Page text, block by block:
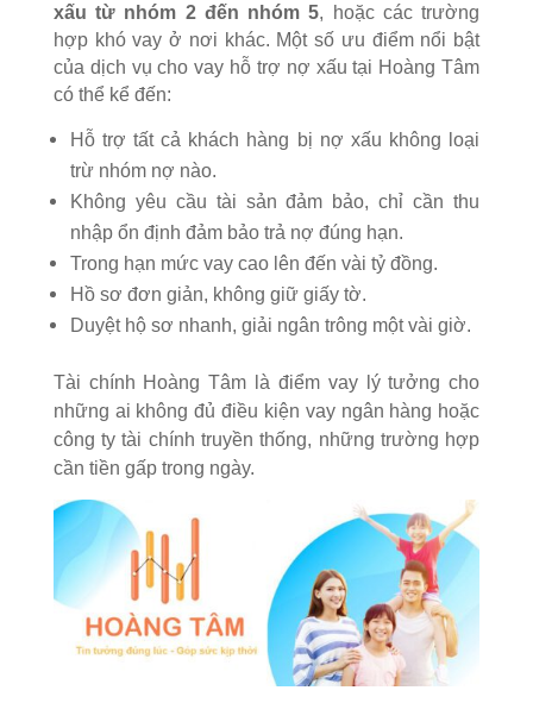
xấu từ nhóm 2 đến nhóm 5, hoặc các trường
hợp khó vay ở nơi khác. Một số ưu điểm nổi bật
của dịch vụ cho vay hỗ trợ nợ xấu tại Hoàng Tâm
có thể kể đến:
Hỗ trợ tất cả khách hàng bị nợ xấu không loại
trừ nhóm nợ nào.
Không yêu cầu tài sản đảm bảo, chỉ cần thu
nhập ổn định đảm bảo trả nợ đúng hạn.
Trong hạn mức vay cao lên đến vài tỷ đồng.
Hồ sơ đơn giản, không giữ giấy tờ.
Duyệt hộ sơ nhanh, giải ngân trông một vài giờ.
Tài chính Hoàng Tâm là điểm vay lý tưởng cho
những ai không đủ điều kiện vay ngân hàng hoặc
công ty tài chính truyền thống, những trường hợp
cần tiền gấp trong ngày.